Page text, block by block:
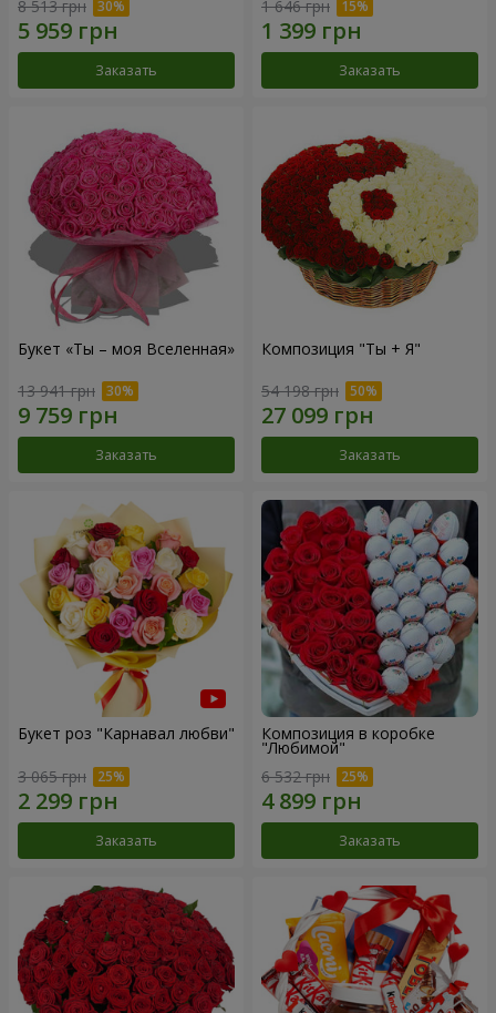
8 513 грн
Заказать
1 646 грн
Заказать
Букет «Ты – моя Вселенная»
13 941 грн
Заказать
Композиция "Ты + Я"
54 198 грн
Заказать
Букет роз "Карнавал любви"
3 065 грн
Заказать
Композиция в коробке
"Любимой"
6 532 грн
Заказать